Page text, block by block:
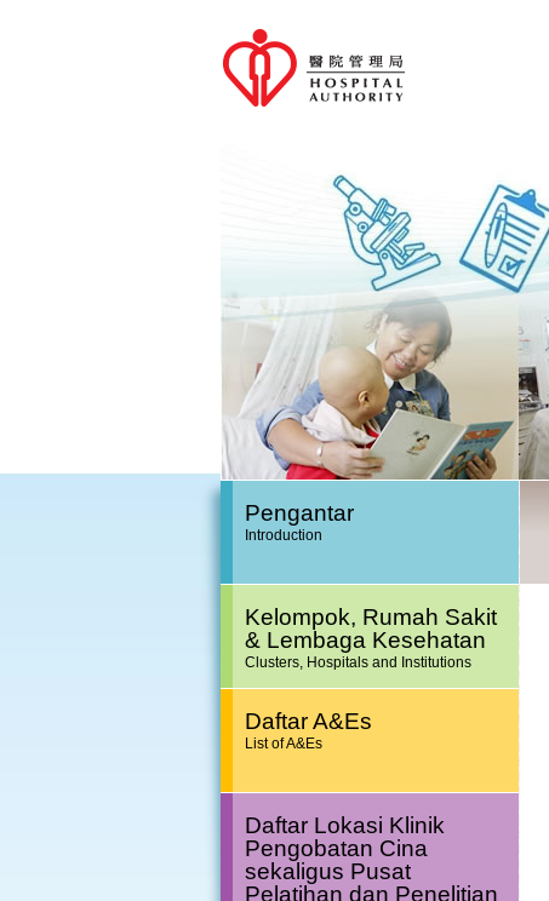
Pengantar
Introduction
Kelompok, Rumah Sakit
& Lembaga Kesehatan
Clusters, Hospitals and Institutions
Daftar A&Es
List of A&Es
Daftar Lokasi Klinik
Pengobatan Cina
sekaligus Pusat
Pelatihan dan Penelitian